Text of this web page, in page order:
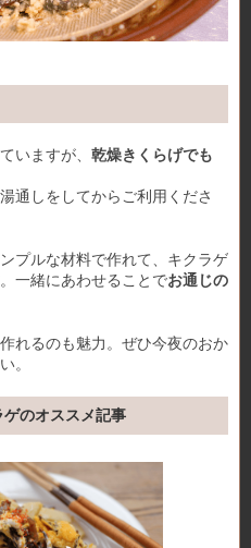
いますが、 乾燥きくらげでも
通しをしてからご利用くださ
プルな材料で作れて、キクラゲ
一緒にあわせることでお通じの
れるのも魅力。ぜひ今夜のおか
。
のオススメ記事